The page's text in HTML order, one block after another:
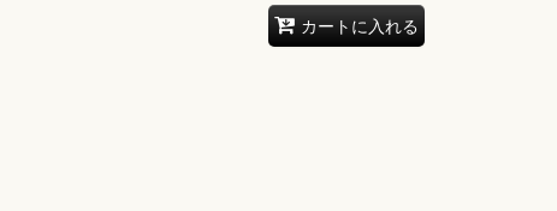
カートに入れる